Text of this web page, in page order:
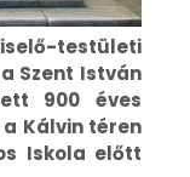
testületi
Szent István
900 éves
Kálvin téren
Iskola előtt